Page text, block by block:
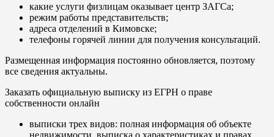
какие услуги физлицам оказывает центр ЗАГСа;
режим работы представительств;
адреса отделений в Кимовске;
телефоны горячей линии для получения консультаций.
Размещенная информация постоянно обновляется, поэтому
все сведения актуальны.
Заказать официальную выписку из ЕГРН о праве
собственности онлайн
выписки трех видов: полная информация об объекте
недвижимости, выписка о характеристиках и правах,